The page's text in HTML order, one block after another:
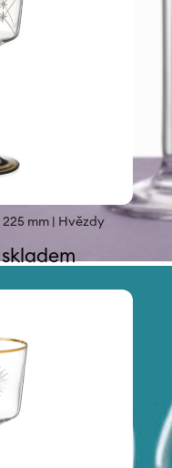
mm | Hvězdy
skladem